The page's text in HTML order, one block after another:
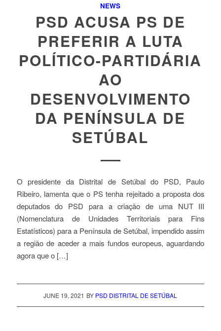
NEWS
PSD ACUSA PS DE
PREFERIR A LUTA
POLÍTICO-PARTIDÁRIA
AO
DESENVOLVIMENTO
DA PENÍNSULA DE
SETÚBAL
O presidente da Distrital de Setúbal do PSD, Paulo
Ribeiro, lamenta que o PS tenha rejeitado a proposta dos
deputados do PSD para a criação de uma NUT III
(Nomenclatura de Unidades Territoriais para Fins
Estatísticos) para a Península de Setúbal, impendido assim
a região de aceder a mais fundos europeus, aguardando
agora que o […]
JUNE 19, 2021 BY PSD DISTRITAL DE SETÚBAL